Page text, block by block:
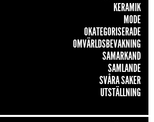
KERAMIK
MODE
OKATEGORISERADE
OMVÄRLDSBEVAKNING
SAMARKAND
SAMLANDE
SVÅRA SAKER
UTSTÄLLNING